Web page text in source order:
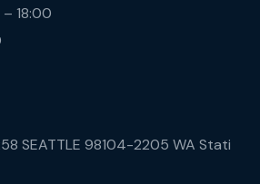
18:00
SEATTLE 98104-2205 WA Stati